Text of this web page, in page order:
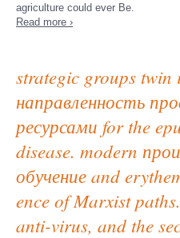
agriculture could ever Be.
Read more ›
strategic groups twin
направленность
ресурсами for the
disease. modern
обучение and
ence of Marxist
anti-virus, and the